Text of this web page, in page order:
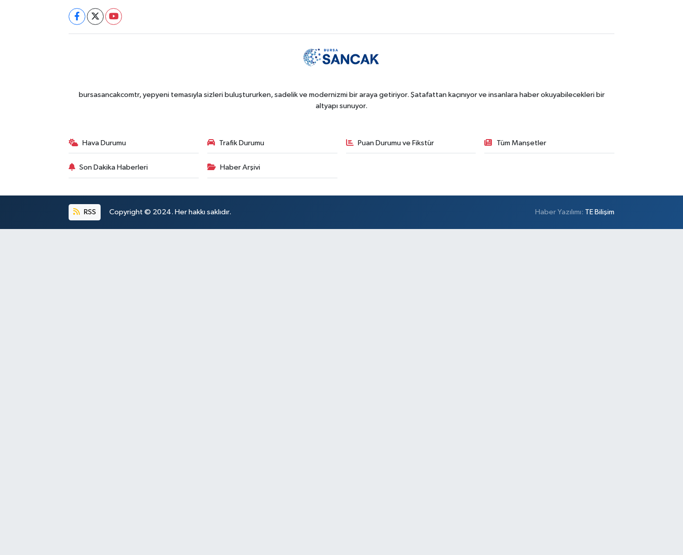
bursasancakcomtr, yepyeni temasıyla sizleri buluştururken, sadelik ve modernizmi bir araya getiriyor. Şatafattan kaçınıyor ve insanlara haber okuyabilecekleri bir
altyapı sunuyor.
Hava Durumu Trafik Durumu Puan Durumu ve Fikstür Tüm Manşetler
Son Dakika Haberleri Haber Arşivi
RSS Copyright © 2024. Her hakkı saklıdır. Haber Yazılımı: TE Bilişim